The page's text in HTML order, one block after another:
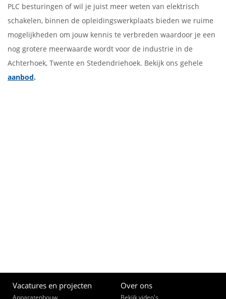
PLC besturingen of wil je juist meer weten van elektrisch
schakelen, binnen de opleidingswerkplaats bieden we ruime
mogelijkheden om jouw kennis te verbreden waardoor je een
nog grotere meerwaarde wordt voor de industrie in de
Achterhoek, Twente en Stedendriehoek. Bekijk ons gehele
aanbod.
Vacatures en projecten
Apparatenbouw
Over ons
Bekijk video's